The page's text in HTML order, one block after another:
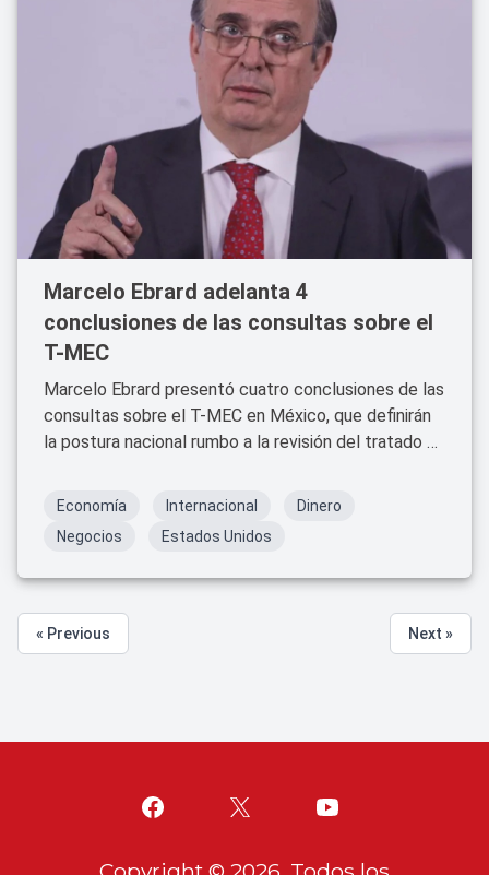
Marcelo Ebrard adelanta 4
conclusiones de las consultas sobre el
T-MEC
Marcelo Ebrard presentó cuatro conclusiones de las
consultas sobre el T-MEC en México, que definirán
la postura nacional rumbo a la revisión del tratado en
Economía Internacional
Dinero
Negocios
Estados Unidos
« Previous Next »